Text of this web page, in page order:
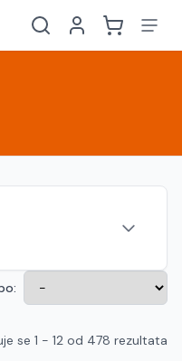
EN
se 1 - 12 od 478 rezultata